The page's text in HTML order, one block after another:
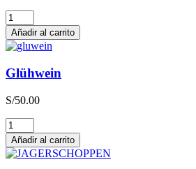
Glühpunsch
cantidad
Añadir al carrito
Glühwein
S/50.00
Glühwein
cantidad
Añadir al carrito